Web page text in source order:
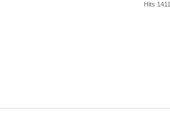
Hits 1411